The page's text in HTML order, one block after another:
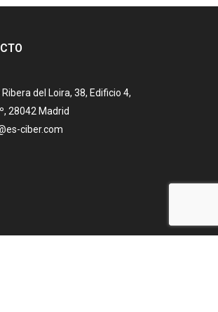
Ribera del Loira, 38, Edificio 4,
28042 Madrid
ciber.com